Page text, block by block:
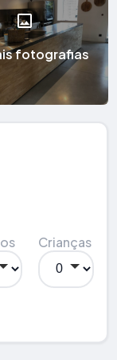
fotografias
Crianças